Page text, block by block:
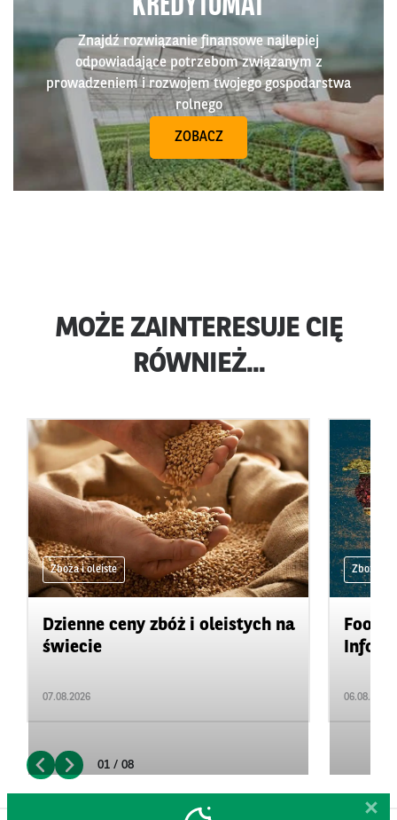
Znajdź rozwiązanie finansowe najlepiej
odpowiadające potrzebom związanym z
prowadzeniem i rozwojem twojego gospodarstwa
rolnego
ZOBACZ
MOŻE ZAINTERESUJE CIĘ
RÓWNIEŻ...
Zboża i oleiste
Dzienne ceny zbóż i oleistych na
świecie
07.08.2026
Zboża i
06.08.2026
01 / 08